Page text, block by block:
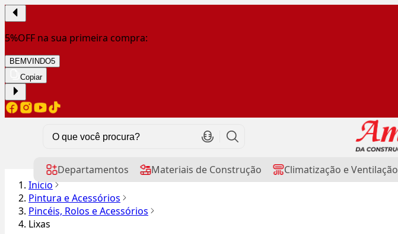
5%OFF na sua primeira compra:
BEMVINDO5
Copiar
Departamentos Materiais de Construção Climatização e Ventilação
Início
Pintura e Acessórios
Pincéis, Rolos e Acessórios
Lixas